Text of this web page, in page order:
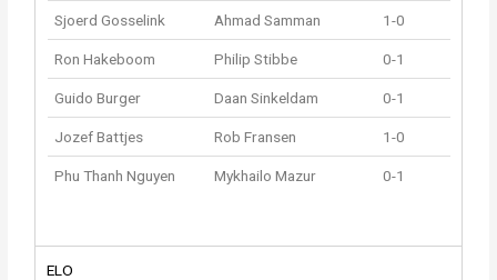
Sjoerd Gosselink Ahmad Samman 1-0
Ron Hakeboom Philip Stibbe 0-1
Guido Burger Daan Sinkeldam 0-1
Jozef Battjes Rob Fransen 1-0
Phu Thanh Nguyen Mykhailo Mazur 0-1
ELO